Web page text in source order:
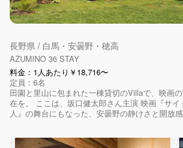
長野県 / 白馬・安曇野・穂高
AZUMINO 36 STAY
料金：1人あたり￥18,716〜
定員：6名
田園と里山に包まれた一棟貸切のVillaで、映画
在を。 ここは、坂口健太郎さん主演 映画『サ
人』の舞台にもなった、安曇野の静けさと開放